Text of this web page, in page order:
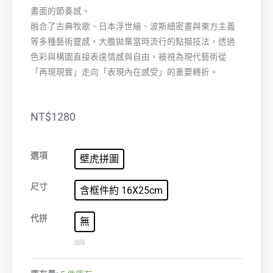
畫面的節奏感。
融合了古典牧歌、日本浮世繪、波斯細密畫與東方主義
等多種藝術靈感，大膽拋棄當時流行的點描技法，透過
色彩與構圖直接表達情感與自由，被視為現代藝術從
「再現現實」走向「表現內在感受」的重要轉折。
NT$1280
選項 壁虎拼圖
尺寸 含框件約 16X25cm
代拼 無
清除
生
的
悅